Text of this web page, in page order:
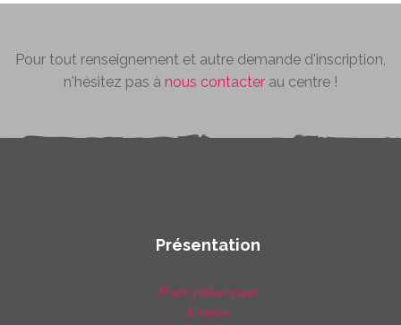
Pour tout renseignement et autre demande d'inscription,
n'hésitez pas à nous contacter au centre !
Présentation
Projet pédagogique
L'équipe